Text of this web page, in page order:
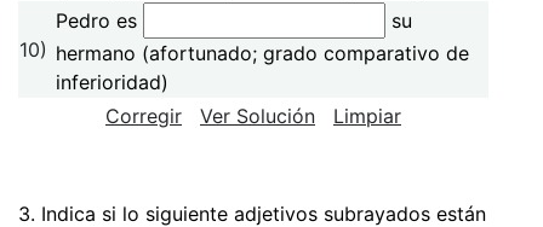
10)
Pedro es
su
hermano (afortunado; grado comparativo de
inferioridad)
Corregir
Ver Solución Limpiar
3. Indica si lo siguiente adjetivos subrayados están